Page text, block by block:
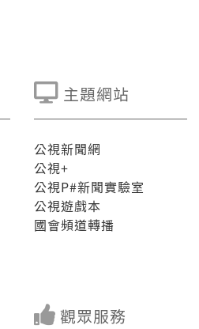
主題網站
公視新聞網
公視+
公視P#新聞實驗室
公視遊戲本
國會頻道轉播
觀眾服務